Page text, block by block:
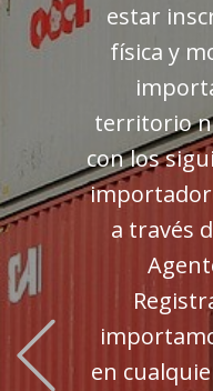
estar
física y
territorio
con los
a través
en
Previous